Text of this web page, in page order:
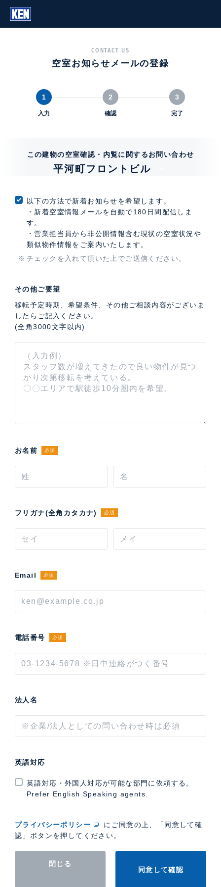
CONTACT US
空室お知らせメールの登録
1
入力
2
確認
3
完了
この建物の空室確認・内覧に関するお問い合わせ
平河町フロントビル
以下の方法で新着お知らせを希望します。
・新着空室情報メールを自動で180日間配信しま
す。
・営業担当員から非公開情報含む現状の空室状況や
類似物件情報をご案内いたします。
チェックを入れて頂いた上でご送信ください。
その他ご要望
移転予定時期、希望条件、その他ご相談内容がございま
したらご記入ください。
(全角3000文字以内)
お名前 必須
フリガナ(全角カタカナ) 必須
Email 必須
電話番号 必須
法人名
英語対応
英語対応・外国人対応が可能な部門に依頼する。
Prefer English Speaking agents.
プライバシーポリシー
にご同意の上、「同意して確
認」ボタンを押してください。
閉じる
同意して確認